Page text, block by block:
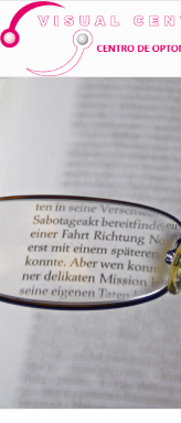
al
contenido